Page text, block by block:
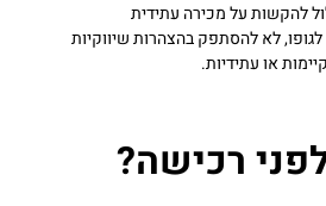
להקשות על מכירה עתידית
לא להסתפק בהצהרות שיווקיות
או עתידיות.
רכישה?